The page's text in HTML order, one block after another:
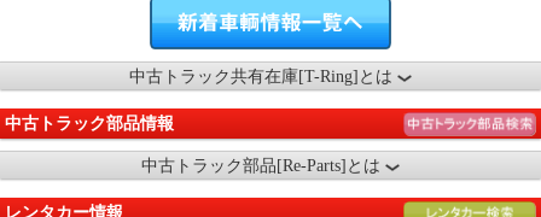
中古トラック共有在庫[T-Ring]とは
中古トラック部品情報
中古トラック部品[Re-Parts]とは
レンタカー情報